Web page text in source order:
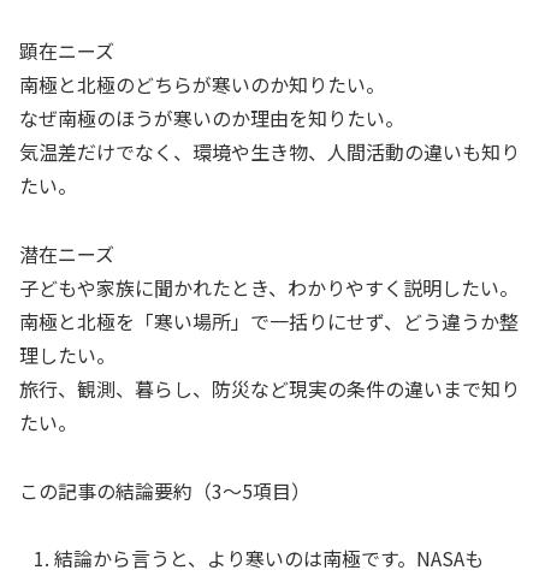
顕在ニーズ
南極と北極のどちらが寒いのか知りたい。
なぜ南極のほうが寒いのか理由を知りたい。
気温差だけでなく、環境や生き物、人間活動の違いも知り
たい。
潜在ニーズ
子どもや家族に聞かれたとき、わかりやすく説明したい。
南極と北極を「寒い場所」で一括りにせず、どう違うか整
理したい。
旅行、観測、暮らし、防災など現実の条件の違いまで知り
たい。
この記事の結論要約（3〜5項目）
結論から言うと、より寒いのは南極です。NASAも